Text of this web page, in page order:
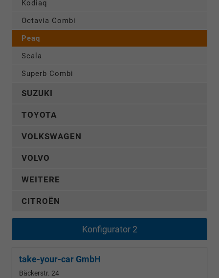
Kodiaq
Octavia Combi
Peaq
Scala
Superb Combi
SUZUKI
TOYOTA
VOLKSWAGEN
VOLVO
WEITERE
CITROËN
Konfigurator 2
take-your-car GmbH
Bäckerstr. 24